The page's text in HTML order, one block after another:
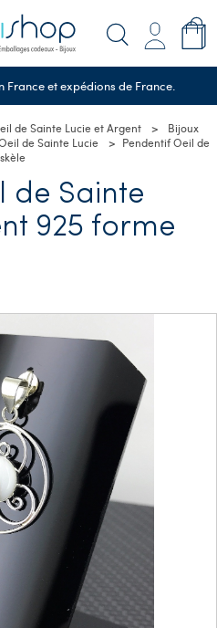
France et expédions de France.
de Sainte Lucie et Argent
Bijoux
de Sainte Lucie
Pendentif Oeil de
de Sainte
925 forme